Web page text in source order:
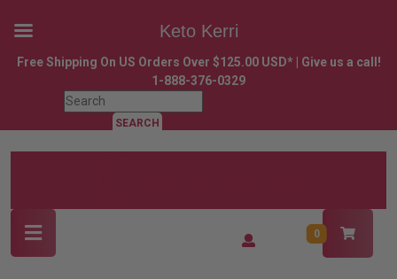
Skip
Free Shipping On US Orders Over $125.00 USD* | Give us a call!
1-888-376-0329
Search
for:
/
0
Keto Kerri